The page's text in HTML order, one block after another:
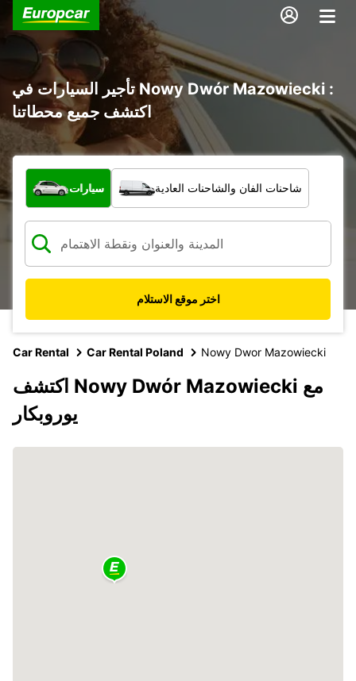
تأجير السيارات في Nowy Dwór Mazowiecki :
اكتشف جميع محطاتنا
ما نوع المركبة؟
سيارات شاحنات الفان والشاحنات العادية
اختر موقع الاستلام
Car Rental Car Rental Poland Nowy Dwor Mazowiecki
اكتشف Nowy Dwór Mazowiecki مع
يوروبكار